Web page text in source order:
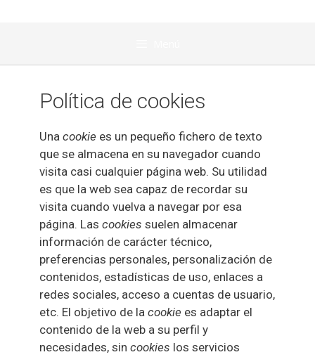
Política de cookies
Una cookie es un pequeño fichero de texto
que se almacena en su navegador cuando
visita casi cualquier página web. Su utilidad
es que la web sea capaz de recordar su
visita cuando vuelva a navegar por esa
página. Las cookies suelen almacenar
información de carácter técnico,
preferencias personales, personalización de
contenidos, estadísticas de uso, enlaces a
redes sociales, acceso a cuentas de usuario,
etc. El objetivo de la cookie es adaptar el
contenido de la web a su perfil y
necesidades, sin cookies los servicios